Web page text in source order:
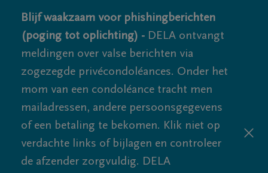
Blijf waakzaam voor phishingberichten
(poging tot oplichting) - DELA ontvangt
meldingen over valse berichten via
zogezegde privécondoléances. Onder het
mom van een condoléance tracht men
mailadressen, andere persoonsgegevens
of een betaling te bekomen. Klik niet op
verdachte links of bijlagen en controleer
de afzender zorgvuldig. DELA